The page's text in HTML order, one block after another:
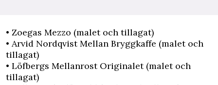
• Zoegas Mezzo (malet och tillagat)
• Arvid Nordqvist Mellan Bryggkaffe (malet och
tillagat)
• Löfbergs Mellanrost Originalet (malet och
tillagat)